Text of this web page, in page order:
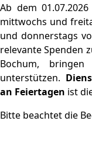
Ab dem
mittwochs und
und donnerstags
relevante Spenden
Bochum,
unterstützen.
an Feiertagen ist
Bitte beachtet die